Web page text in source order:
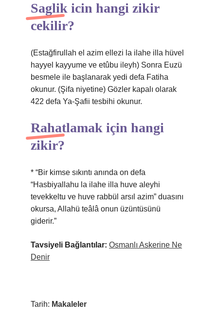
Saglik icin hangi zikir
cekilir?
(Estağfirullah el azim ellezi la ilahe illa hüvel
hayyel kayyume ve etûbu ileyh) Sonra Euzü
besmele ile başlanarak yedi defa Fatiha
okunur. (Şifa niyetine) Gözler kapalı olarak
422 defa Ya-Şafii tesbihi okunur.
Rahatlamak için hangi
zikir?
* “Bir kimse sıkıntı anında on defa
“Hasbiyallahu la ilahe illa huve aleyhi
tevekkeltu ve huve rabbül arsıl azim” duasını
okursa, Allahü teâlâ onun üzüntüsünü
giderir.”
Tavsiyeli Bağlantılar: Osmanlı Askerine Ne
Denir
Tarih: Makaleler